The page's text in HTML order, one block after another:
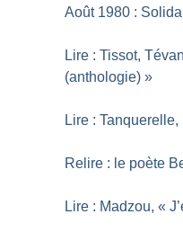
Août 1980 :
Lire : Tissot,
(anthologie) »
Lire : Tanquerelle,
Relire : le poète
Lire : Madzou, «